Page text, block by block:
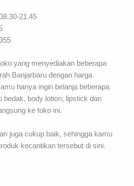
21.45
yang menyediakan beberapa
Banjarbaru dengan harga
hanya ingin belanja beberapa
bedak, body lotion, lipstick dan
ke toko ini.
juga cukup baik, sehingga kamu
kecantikan tersebut di sini.